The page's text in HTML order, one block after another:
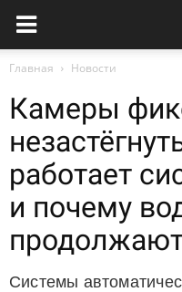
Главная Новости
Камеры
работает
и почему
Системы